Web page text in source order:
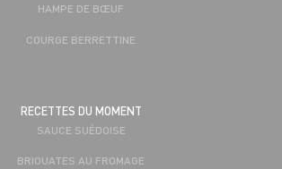
HAMPE DE BŒUF
COURGE BERRETTINE
RECETTES DU MOMENT
SAUCE SUÉDOISE
BRIOUATES AU FROMAGE